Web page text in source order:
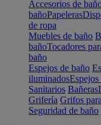
Accesorios de
bañoPapeleras
de ropa
Muebles de baño
bañoTocadores
baño
Espejos de baño
iluminados
Sanitarios Bañeras
Grifería Grifos
Seguridad de baño